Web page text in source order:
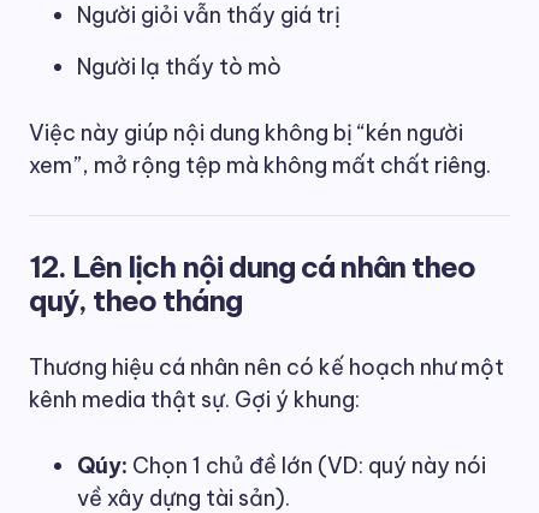
Người giỏi vẫn thấy giá trị
Người lạ thấy tò mò
Việc này giúp nội dung không bị “kén người
xem”, mở rộng tệp mà không mất chất riêng.
12. Lên lịch nội dung cá nhân theo
quý, theo tháng
Thương hiệu cá nhân nên có kế hoạch như một
kênh media thật sự. Gợi ý khung:
Qúy: Chọn 1 chủ đề lớn (VD: quý này nói
về xây dựng tài sản).